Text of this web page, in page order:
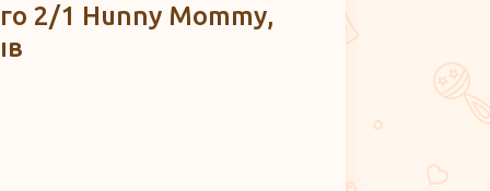
2/1 Hunny Mommy,